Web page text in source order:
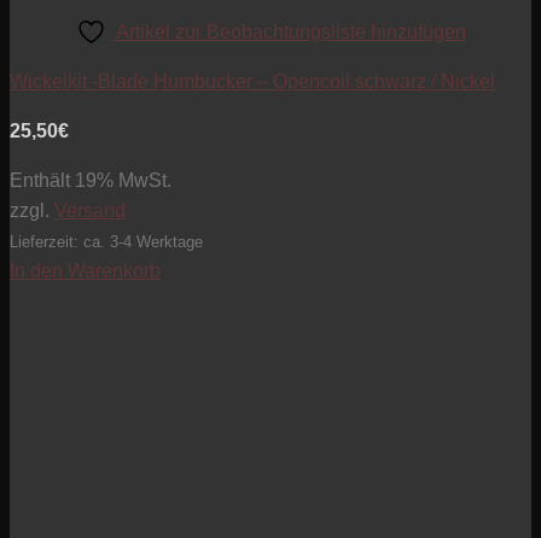
Artikel zur Beobachtungsliste hinzufügen
Wickelkit -Blade Humbucker – Opencoil schwarz / Nickel
25,50€
Enthält 19% MwSt.
zzgl. Versand
Lieferzeit: ca. 3-4 Werktage
In den Warenkorb